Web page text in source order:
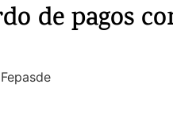
de pagos